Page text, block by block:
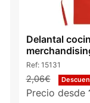
Delantal
Ref: 15131
2,06€
Precio desde